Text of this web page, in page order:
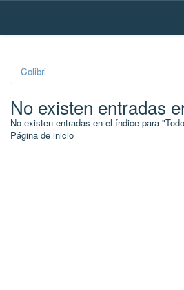
Skip
Colibri
No existen entradas
No existen entradas en el índice para
Página de inicio